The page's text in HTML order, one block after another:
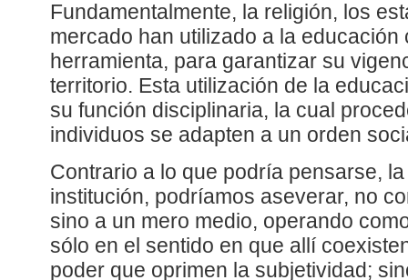
Fundamentalmente, la religión, los
mercado han utilizado a la educación
herramienta, para garantizar su
territorio. Esta utilización de la
su función disciplinaria, la cual
individuos se adapten a un orden
Contrario a lo que podría pensarse,
institución, podríamos aseverar, no
sino a un mero medio, operando
sólo en el sentido en que allí
poder que oprimen la subjetividad;